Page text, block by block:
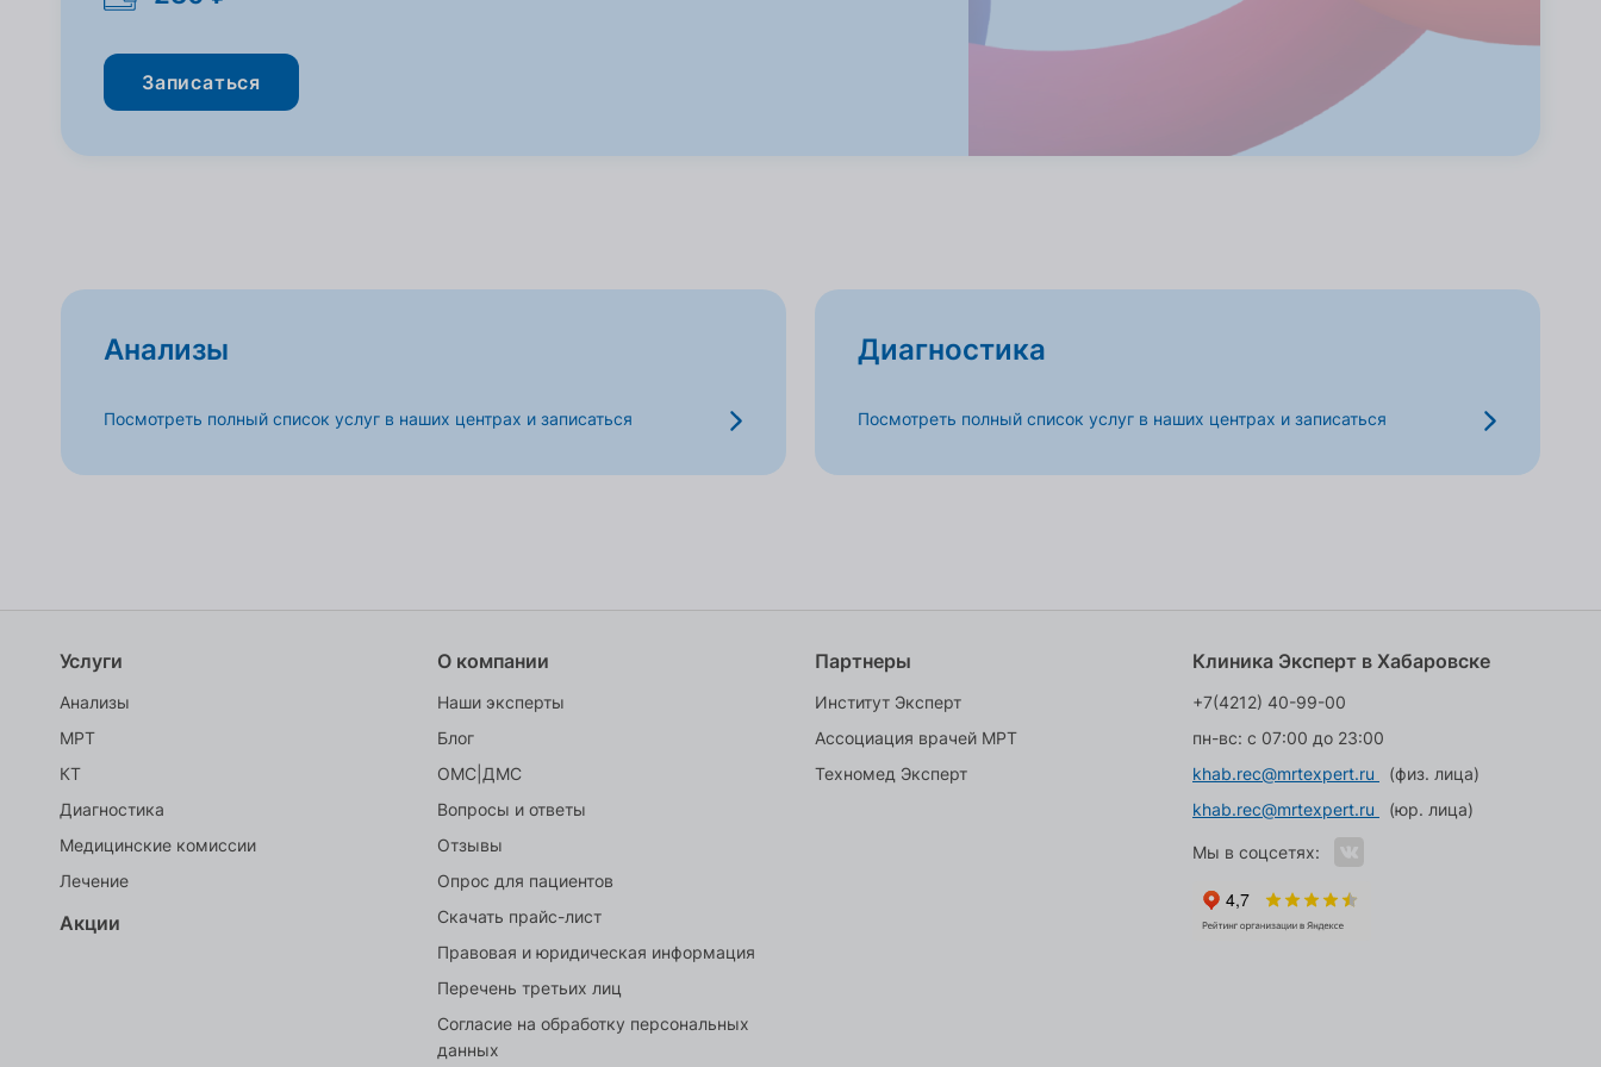
Записаться
Анализы
Посмотреть полный список услуг в наших центрах и записаться
Диагностика
Посмотреть полный список услуг в наших центрах и записаться
Услуги
Анализы
МРТ
КТ
Диагностика
Медицинские комиссии
Лечение
Акции
О компании
Наши эксперты
Блог
ОМС|ДМС
Вопросы и ответы
Отзывы
Опрос для пациентов
Скачать прайс-лист
Правовая и юридическая информация
Перечень третьих лиц
Согласие на обработку персональных
данных
Партнеры
Институт Эксперт
Ассоциация врачей МРТ
Техномед Эксперт
Клиника Эксперт в Хабаровске
+7(4212) 40-99-00
пн-вс: с 07:00 до 23:00
khab.rec@mrtexpert.ru
(физ. лица)
khab.rec@mrtexpert.ru
(юр. лица)
Мы в соцсетях: